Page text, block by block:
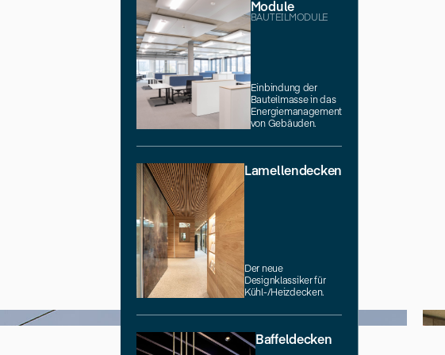
Module
BAUTEILMODULE
Einbindung der
Bauteilmasse in das
Energiemanagement
von Gebäuden.
Lamellendecken
Der neue
Designklassiker für
Kühl-/Heizdecken.
Baffeldecken